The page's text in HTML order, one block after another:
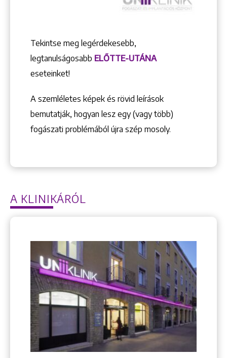
Tekintse meg legérdekesebb,
legtanulságosabb ELŐTTE-UTÁNA
eseteinket!
A szemléletes képek és rövid leírások
bemutatják, hogyan lesz egy (vagy több)
fogászati problémából újra szép mosoly.
A KLINIKÁRÓL